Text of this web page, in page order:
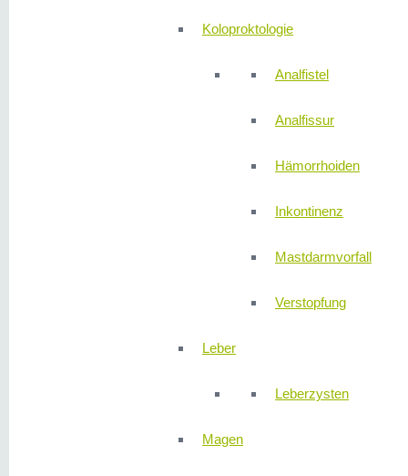
Koloproktologie
Analfistel
Analfissur
Hämorrhoiden
Inkontinenz
Mastdarmvorfall
Verstopfung
Leber
Leberzysten
Magen